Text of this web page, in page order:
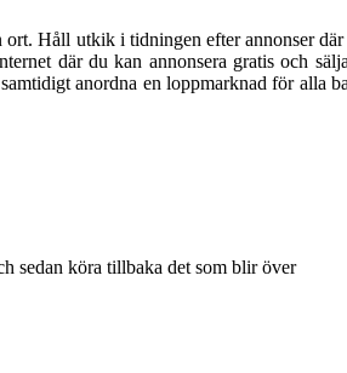
Håll utkik i tidningen efter annonser
där du kan annonsera gratis och
anordna en loppmarknad för
sedan köra tillbaka det som blir över